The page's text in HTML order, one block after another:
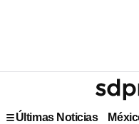
Últimas Noticias